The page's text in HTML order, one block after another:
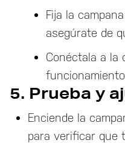
Fija la
asegúrate de
Conéctala a la
5. Prueba y
Enciende la
para verificar que